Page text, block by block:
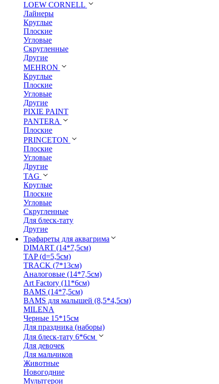
LOEW CORNELL
Лайнеры
Круглые
Плоские
Угловые
Скругленные
Другие
MEHRON
Круглые
Плоские
Угловые
Другие
PIXIE PAINT
PANTERA
Плоские
PRINCETON
Плоские
Угловые
Другие
TAG
Круглые
Плоские
Угловые
Скругленные
Для блеск-тату
Другие
Трафареты для аквагрима
DIMART (14*7,5см)
TAP (d=5,5см)
TRACK (7*13см)
Аналоговые (14*7,5см)
Art Factory (11*6см)
BAMS (14*7,5см)
BAMS для малышей (8,5*4,5см)
MILENA
Черные 15*15см
Для праздника (наборы)
Для блеск-тату 6*6см
Для девочек
Для мальчиков
Животные
Новогодние
Мультгерои